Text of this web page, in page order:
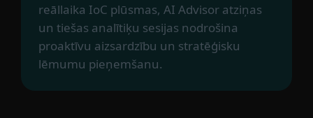
reāllaika IoC plūsmas, AI Advisor atziņas
un tiešas analītiķu sesijas nodrošina
proaktīvu aizsardzību un stratēģisku
lēmumu pieņemšanu.